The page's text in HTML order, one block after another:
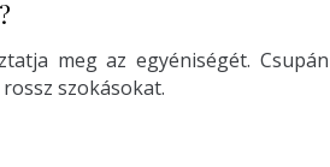
meg az egyéniségét. Csupán
szokásokat.